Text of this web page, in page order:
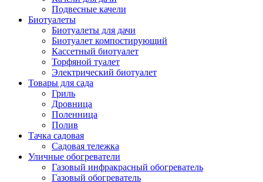
Подвесные качели
Биотуалеты
Биотуалеты для дачи
Биотуалет компостирующий
Кассетный биотуалет
Торфяной туалет
Электрический биотуалет
Товары для сада
Гриль
Дровница
Поленница
Полив
Тачка садовая
Садовая тележка
Уличные обогреватели
Газовый инфракрасный обогреватель
Газовый обогреватель